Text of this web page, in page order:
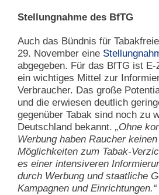
Stellungnahme des BfTG
Auch das Bündnis für
29. November eine
abgegeben. Für das BfTG ist
ein wichtiges Mittel zur
Verbraucher. Das große
und die erwiesen deutlich
gegenüber Tabak sind noch zu
Deutschland bekannt. „Ohne
Werbung haben Raucher
Möglichkeiten zum Tabak-
es einer intensiveren
durch Werbung und staatliche
Kampagnen und Einrichtungen.“